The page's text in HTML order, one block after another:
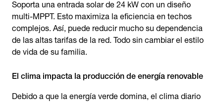
Soporta una entrada solar de 24 kW con un diseño
multi-MPPT. Esto maximiza la eficiencia en techos
complejos. Así, puede reducir mucho su dependencia
de las altas tarifas de la red. Todo sin cambiar el estilo
de vida de su familia.
El clima impacta la producción de energía renovable
Debido a que la energía verde domina, el clima diario